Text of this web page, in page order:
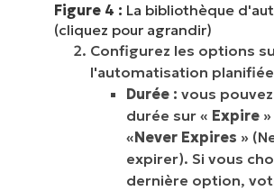
Figure 4 : La bibliothèque
(cliquez pour agrandir)
Configurez les options
l'automatisation
Durée : vous
durée sur « Expire
«Never Expires »
expirer). Si vous
dernière option,